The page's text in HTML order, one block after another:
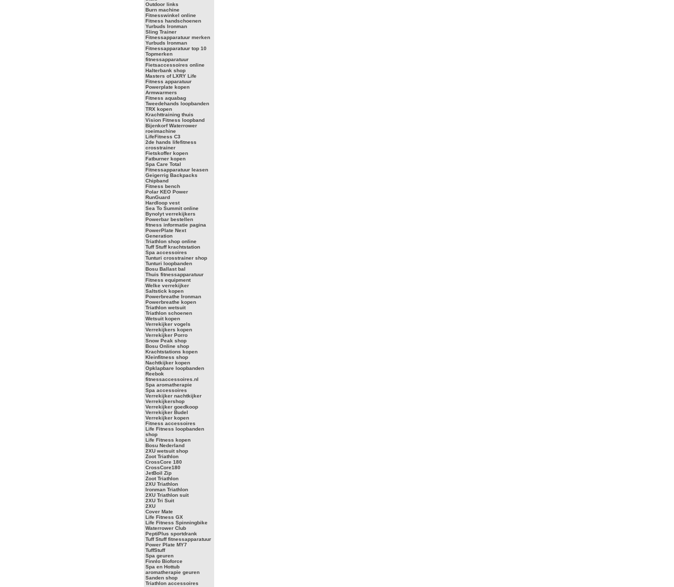
Outdoor links
Burn machine
Fitnesswinkel online
Fitness handschoenen
Yurbuds Ironman
Sling Trainer
Fitnessapparatuur merken
Yurbuds Ironman
Fitnessapparatuur top 10
Topmerken
fitnessapparatuur
Fietsaccessoires online
Halterbank shop
Masters of LXRY Life
Fitness apparatuur
Powerplate kopen
Armwarmers
Fitness aquabag
Tweedehands loopbanden
TRX kopen
Krachttraining thuis
Vision Fitness loopband
Bijenkorf Waterrower
roeimachine
LifeFitness C3
2de hands lifefitness
crosstrainer
Fietskoffer kopen
Fatburner kopen
Spa Care Total
Fitnessapparatuur leasen
Geigerrig Backpacks
Chipband
Fitness bench
Polar KEO Power
RunGuard
Hardloop vest
Sea To Summit online
Bynolyt verrekijkers
Powerbar bestellen
fitness informatie pagina
PowerPlate Next
Generation
Triathlon shop online
Tuff Stuff krachtstation
Spa accessoires
Tunturi crosstrainer shop
Tunturi loopbanden
Bosu Ballast bal
Thuis fitnessapparatuur
Fitness equipment
Welke verrekijker
Saltstick kopen
Powerbreathe Ironman
Powerbreathe kopen
Triathlon wetsuit
Triathlon schoenen
Wetsuit kopen
Verrekijker vogels
Verrekijkers kopen
Verrekijker Porro
Snow Peak shop
Bosu Online shop
Krachtstations kopen
Kleinfitness shop
Nachtkijker kopen
Opklapbare loopbanden
Reebok
fitnessaccessoires.nl
Spa aromatherapie
Spa accessoires
Verrekijker nachtkijker
Verrekijkershop
Verrekijker goedkoop
Verrekijker Budel
Verrekijker kopen
Fitness accessoires
Life Fitness loopbanden
shop
Life Fitness kopen
Bosu Nederland
2XU wetsuit shop
Zoot Triathlon
CrossCore 180
CrossCore180
JetBoil Zip
Zoot Triathlon
2XU Triathlon
Ironman Triathlon
2XU Triathlon suit
2XU Tri Suit
2XU
Cover Mate
Life Fitness GX
Life Fitness Spinningbike
Waterrower Club
PeptiPlus sportdrank
Tuff Stuff fitnessapparatuur
Power Plate MY7
TuffStuff
Spa geuren
Finnlo Bioforce
Spa en Hottub
aromatherapie geuren
Sanden shop
Triathlon accessoires